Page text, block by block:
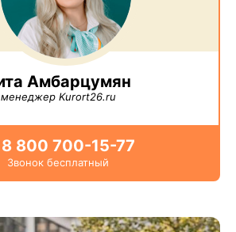
Амбарцумян
менеджер Kurort26.ru
8 800 700-15-77
Звонок бесплатный